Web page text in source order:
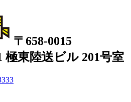
〒658-0015
極東陸送ビル 201号室